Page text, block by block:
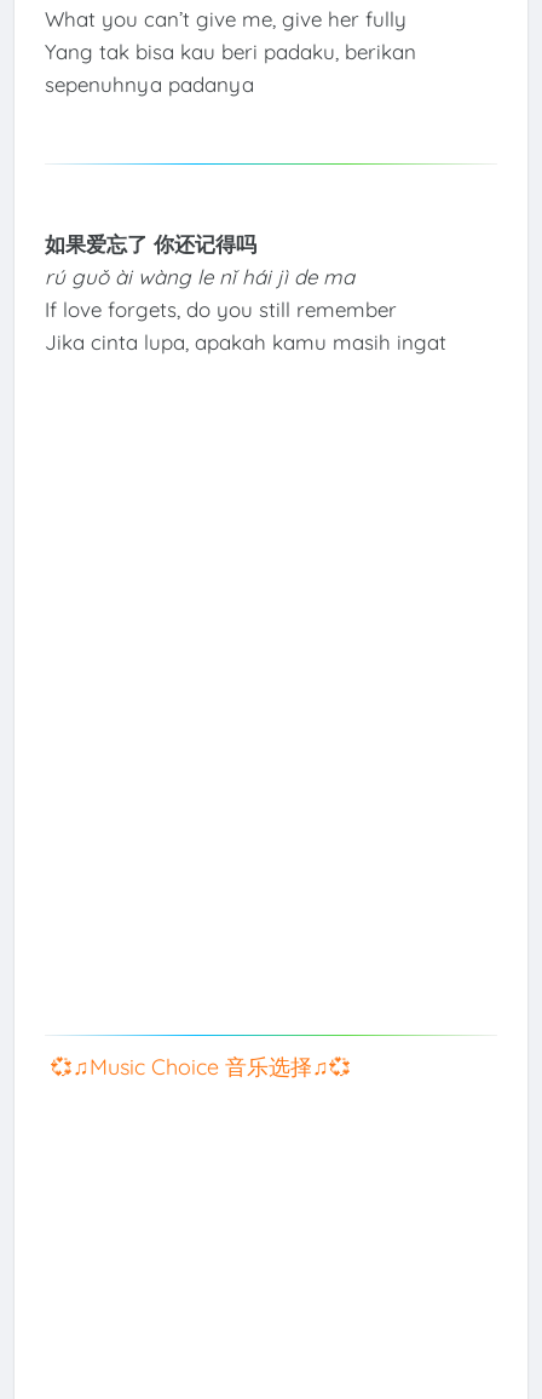
What you can’t give me, give her fully
Yang tak bisa kau beri padaku, berikan
sepenuhnya padanya
如果爱忘了 你还记得吗
rú guǒ ài wàng le nǐ hái jì de ma
If love forgets, do you still remember
Jika cinta lupa, apakah kamu masih ingat
💞♫Music Choice 音乐选择♫💞